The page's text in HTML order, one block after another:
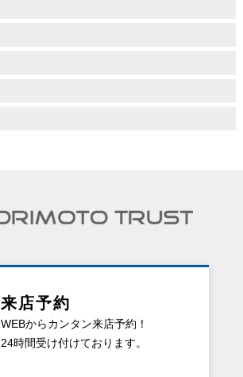
来店予約
WEBからカンタン来店予約！
24時間受け付けております。